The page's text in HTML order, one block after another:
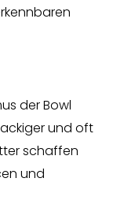
der Bowl
und oft
schaffen
und